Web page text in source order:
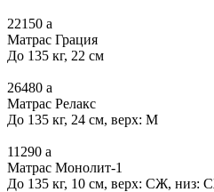
22150 a
Матрас Грация
До 135 кг, 22 см
26480 a
Матрас Релакс
До 135 кг, 24 см, верх: М
11290 a
Матрас Монолит-1
До 135 кг, 10 см, верх: СЖ, низ: